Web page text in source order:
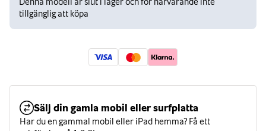
tillgänglig att köpa
Sälj din gamla mobil eller surfplatta
Har du en gammal mobil eller iPad hemma? Få ett